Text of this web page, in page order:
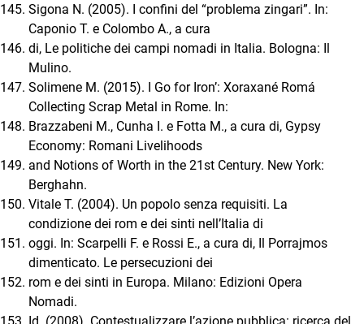
Sigona N. (2005). I confini del “problema zingari”. In:
Caponio T. e Colombo A., a cura
di, Le politiche dei campi nomadi in Italia. Bologna: Il
Mulino.
Solimene M. (2015). I Go for Iron’: Xoraxané Romá
Collecting Scrap Metal in Rome. In:
Brazzabeni M., Cunha I. e Fotta M., a cura di, Gypsy
Economy: Romani Livelihoods
and Notions of Worth in the 21st Century. New York:
Berghahn.
Vitale T. (2004). Un popolo senza requisiti. La
condizione dei rom e dei sinti nell’Italia di
oggi. In: Scarpelli F. e Rossi E., a cura di, Il Porrajmos
dimenticato. Le persecuzioni dei
rom e dei sinti in Europa. Milano: Edizioni Opera
Nomadi.
Id. (2008). Contestualizzare l’azione pubblica: ricerca del